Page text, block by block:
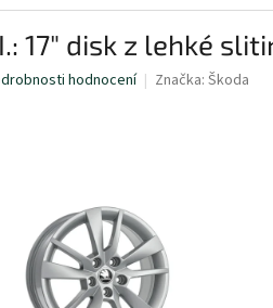
17" disk z lehké
hodnocení Značka: Škoda